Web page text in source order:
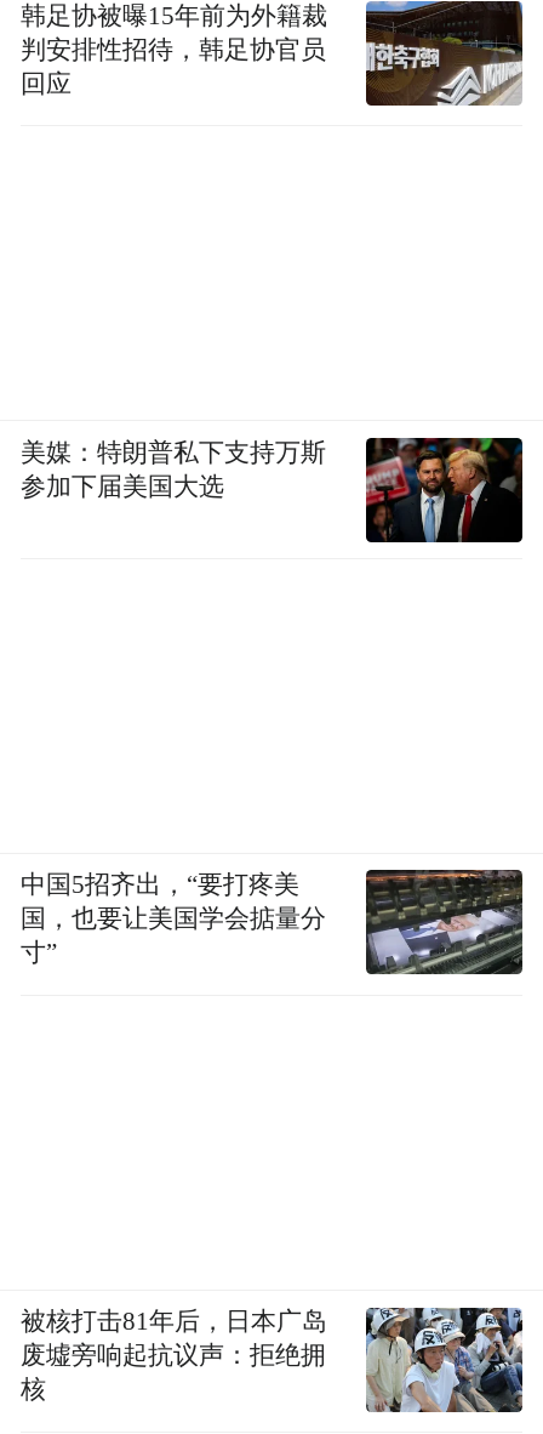
韩足协被曝15年前为外籍裁
判安排性招待，韩足协官员
回应
美媒：特朗普私下支持万斯
参加下届美国大选
中国5招齐出，“要打疼美
国，也要让美国学会掂量分
寸”
被核打击81年后，日本广岛
废墟旁响起抗议声：拒绝拥
核